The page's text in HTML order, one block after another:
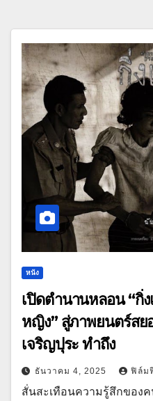
หนัง
เปิดตำนานหลอน “กิ่
หญิง” สู่ภาพยนตร์สย
เจริญปุระ ทำถึง
ธันวาคม 4, 2025 ฟิล์ม
สั่นสะเทือนความรู้สึกของ